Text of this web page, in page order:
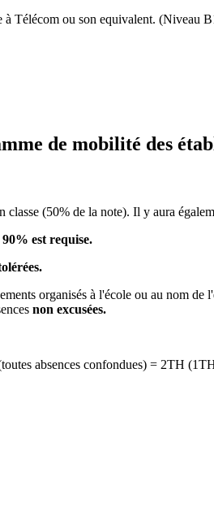
à Télécom ou son equivalent. (Niveau
de mobilité des
(50% de la note). Il y aura
est requise.
organisés à l'école ou au nom
non excusées.
absences confondues) = 2TH